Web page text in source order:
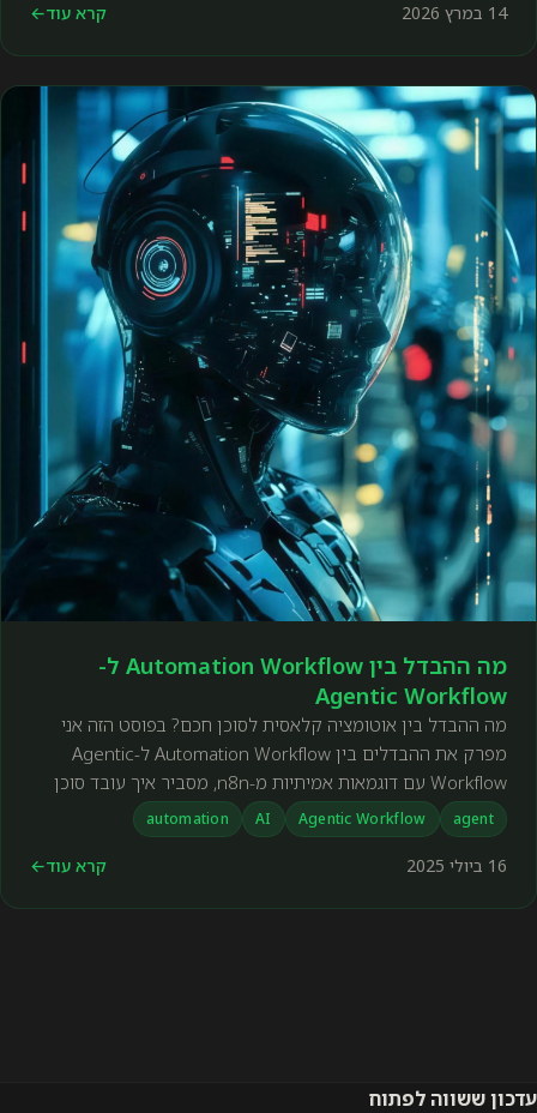
14 במרץ 2026 קרא עוד←
מה ההבדל בין Automation Workflow ל-
Agentic Workflow
מה ההבדל בין אוטומציה קלאסית לסוכן חכם? בפוסט הזה אני
מפרק את ההבדלים בין Automation Workflow ל-Agentic
Workflow עם דוגמאות אמיתיות מ-n8n, מסביר איך עובד סוכן
מבוסס GPT, ומהם שלושת החלקים שכל סוכן חייב – מוח, זיכרון
וכלים.
agent
Agentic Workflow
AI
automation
16 ביולי 2025 קרא עוד←
עדכון ששווה לפתוח